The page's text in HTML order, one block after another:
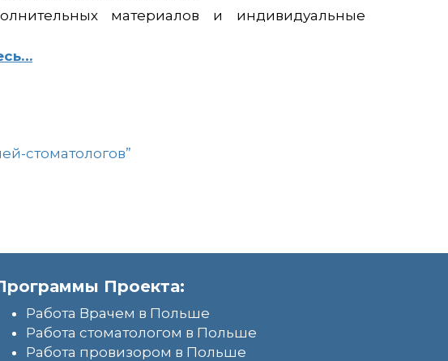
материалов и индивидуальные
стоматологов”
Проекта:
Работа Врачем в Польше
Работа стоматологом в Польше
Работа провизором в Польше